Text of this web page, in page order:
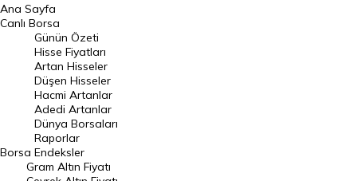
BIST 100 Hisseleri
En Çok Artan Hisseler
En Çok Düşen Hisseler
Hacmi Artanlar
Geçmiş Kapanışlar
Dünya Borsaları
Raporlar
Ana Sayfa
Canlı Borsa
Borsa
Günün Özeti
Hisse Fiyatları
Artan Hisseler
Düşen Hisseler
Hacmi Artanlar
Adedi Artanlar
Dünya Borsaları
Raporlar
Endeksler
Gram Altın Fiyatı